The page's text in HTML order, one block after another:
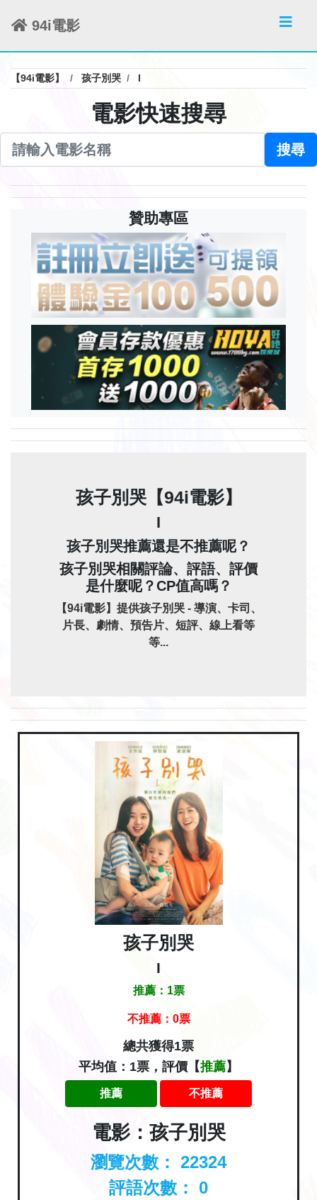
94i電影
【94i電影】 孩子別哭 I
電影快速搜尋
搜尋
贊助專區
孩子別哭【94i電影】
I
孩子別哭推薦還是不推薦呢？
孩子別哭相關評論、評語、評價
是什麼呢？CP值高嗎？
【94i電影】提供孩子別哭 - 導演、卡司、
片長、劇情、預告片、短評、線上看等
等...
孩子別哭
I
推薦： 1票
不推薦： 0票
總共獲得1票
平均值：1票，評價【推薦】
推薦 不推薦
電影：孩子別哭
瀏覽次數： 22324
評語次數： 0